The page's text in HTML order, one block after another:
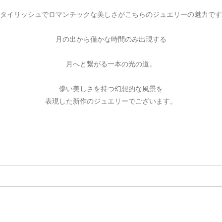
イリッシュでロマンチックな美しさがこちらのジュエリーの魅力で
月の出から僅かな時間のみ出現する
月へと繋がる一本の光の道。
儚い美しさを持つ幻想的な風景を
表現した新作のジュエリーでございます。
ご注文手続き カートを見る お買い物を続ける